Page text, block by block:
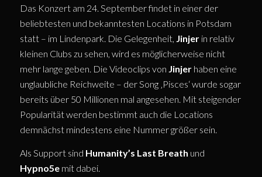
Das Konzert am 24. September findet in einer der
beliebtesten und bekanntesten Locations in Potsdam
statt – im Lindenpark. Die Gelegenheit, Jinjerin relativ
kleinen Clubs zu sehen, wird es möglicherweise nicht
mehr lange geben. Die Videoclips von Jinjerhaben eine
unglaubliche Reichweite – der Song ‚Pisces‘ wurde sogar
bereits über 50 Millionen mal angesehen. Mit steigender
Popularität werden bestimmt auch die Locations
demnächst mindestens eine Nummer größer sein.
Als Support sind Humanity’s Last Breath und
Hypno5emit dabei.